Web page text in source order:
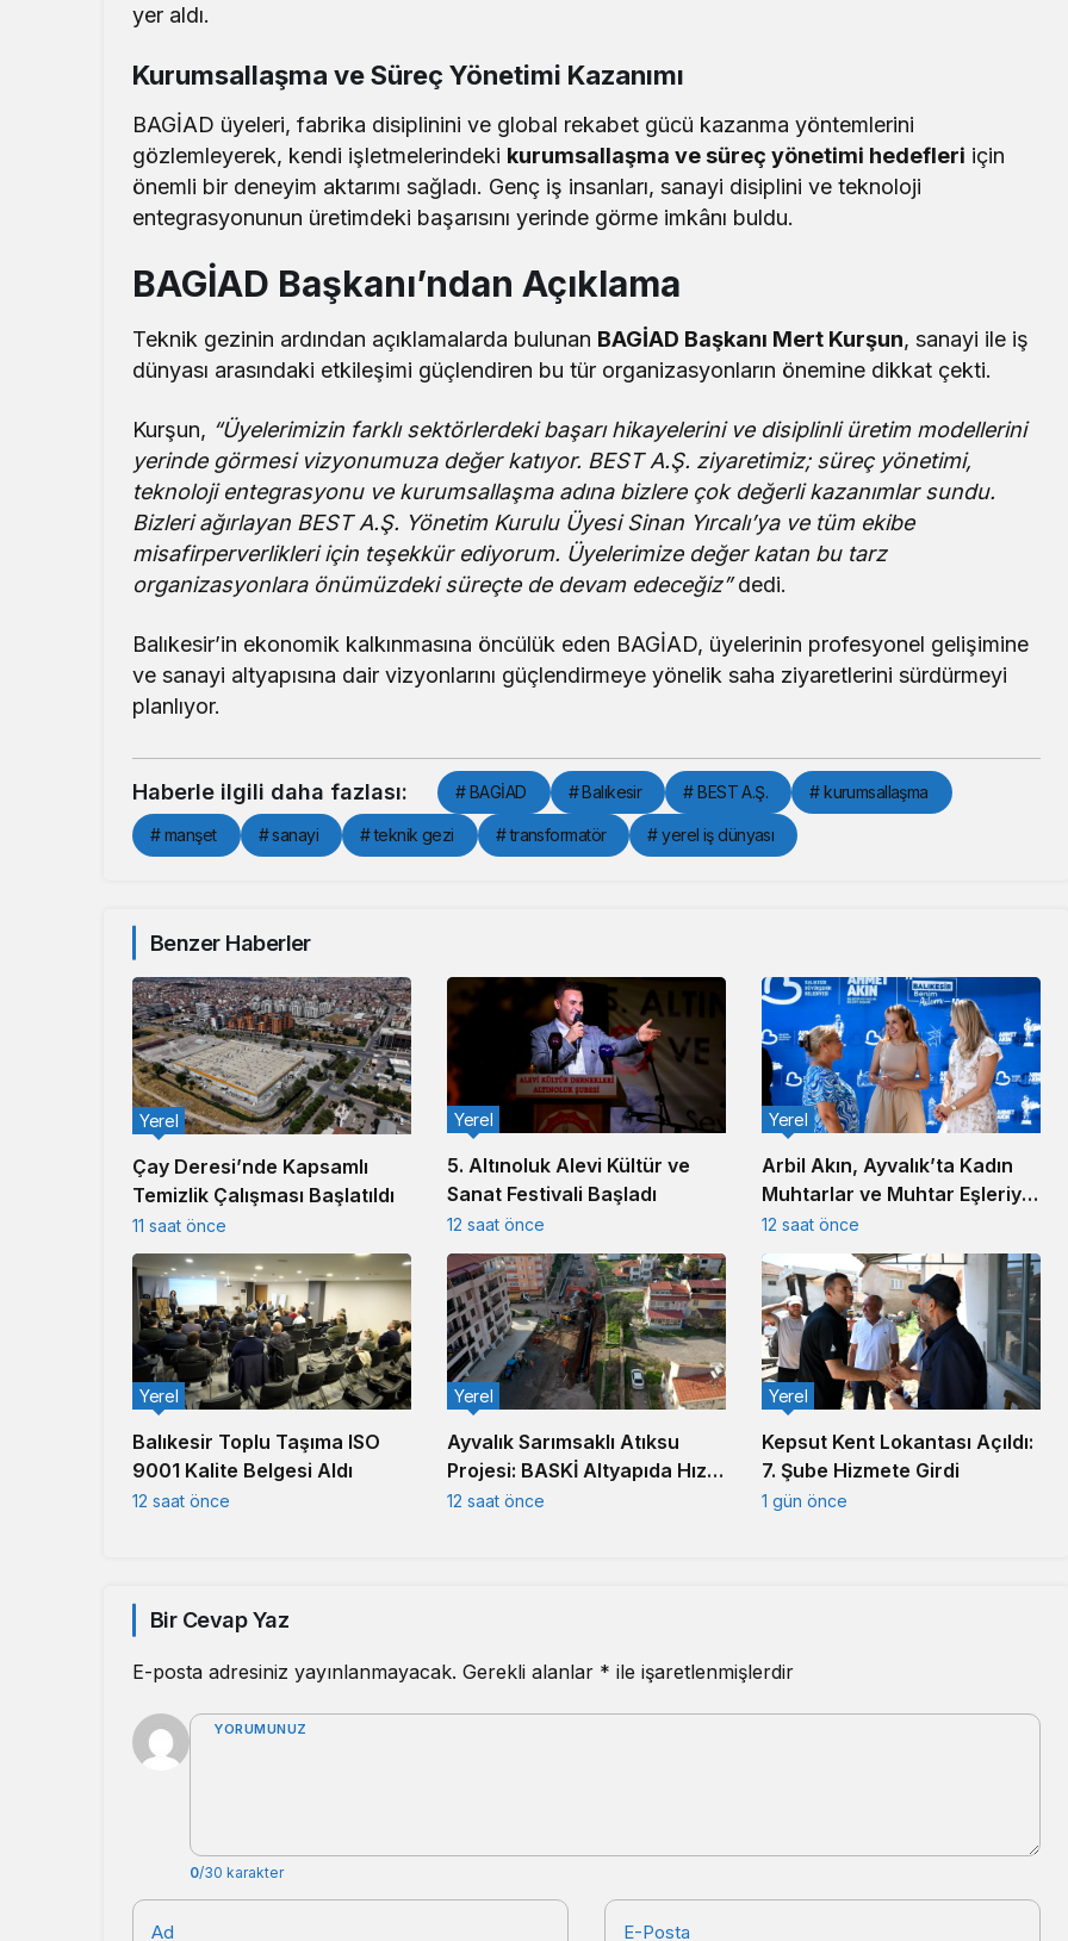
yer aldı.
Kurumsallaşma ve Süreç Yönetimi Kazanımı
BAGİAD üyeleri, fabrika disiplinini ve global rekabet gücü kazanma yöntemlerini
gözlemleyerek, kendi işletmelerindeki kurumsallaşma ve süreç yönetimi hedefleri için
önemli bir deneyim aktarımı sağladı. Genç iş insanları, sanayi disiplini ve teknoloji
entegrasyonunun üretimdeki başarısını yerinde görme imkânı buldu.
BAGİAD Başkanı’ndan Açıklama
Teknik gezinin ardından açıklamalarda bulunan BAGİAD Başkanı Mert Kurşun, sanayi ile iş
dünyası arasındaki etkileşimi güçlendiren bu tür organizasyonların önemine dikkat çekti.
Kurşun, “Üyelerimizin farklı sektörlerdeki başarı hikayelerini ve disiplinli üretim modellerini
yerinde görmesi vizyonumuza değer katıyor. BEST A.Ş. ziyaretimiz; süreç yönetimi,
teknoloji entegrasyonu ve kurumsallaşma adına bizlere çok değerli kazanımlar sundu.
Bizleri ağırlayan BEST A.Ş. Yönetim Kurulu Üyesi Sinan Yırcalı’ya ve tüm ekibe
misafirperverlikleri için teşekkür ediyorum. Üyelerimize değer katan bu tarz
organizasyonlara önümüzdeki süreçte de devam edeceğiz”dedi.
Balıkesir’in ekonomik kalkınmasına öncülük eden BAGİAD, üyelerinin profesyonel gelişimine
ve sanayi altyapısına dair vizyonlarını güçlendirmeye yönelik saha ziyaretlerini sürdürmeyi
planlıyor.
Haberle ilgili daha fazlası: # BAGİAD # Balıkesir # BEST A.Ş. # kurumsallaşma
# manşet # sanayi # teknik gezi # transformatör # yerel iş dünyası
Benzer Haberler
Çay Deresi’nde Kapsamlı
Temizlik Çalışması Başlatıldı
Yerel
11 saat önce
5. Altınoluk Alevi Kültür ve
Sanat Festivali Başladı
Yerel
12 saat önce
Arbil Akın, Ayvalık’ta Kadın
Muhtarlar ve Muhtar Eşleriyle
Buluştu
Yerel
12 saat önce
Balıkesir Toplu Taşıma ISO
9001 Kalite Belgesi Aldı
Yerel
12 saat önce
Ayvalık Sarımsaklı Atıksu
Projesi: BASKİ Altyapıda Hız
Kesmiyor
Yerel
12 saat önce
Kepsut Kent Lokantası Açıldı:
7. Şube Hizmete Girdi
Yerel
1 gün önce
Bir Cevap Yaz
E-posta adresiniz yayınlanmayacak. Gerekli alanlar * ile işaretlenmişlerdir
YORUMUNUZ
0/30 karakter
Ad E-Posta